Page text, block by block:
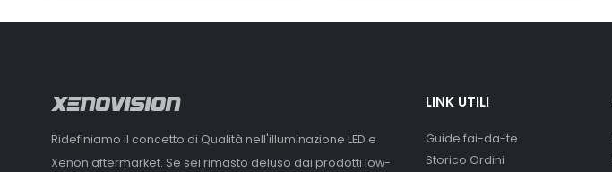
Ridefiniamo il concetto di Qualità nell'illuminazione LED e
Xenon aftermarket. Se sei rimasto deluso dai prodotti low-
LINK UTILI
Guide fai-da-te
Storico Ordini